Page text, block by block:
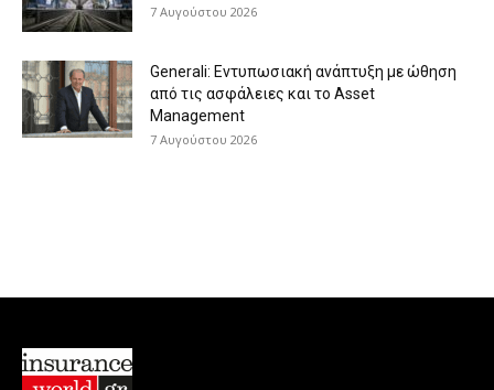
7 Αυγούστου 2026
Generali: Eντυπωσιακή ανάπτυξη με ώθηση
από τις ασφάλειες και το Asset
Management
7 Αυγούστου 2026